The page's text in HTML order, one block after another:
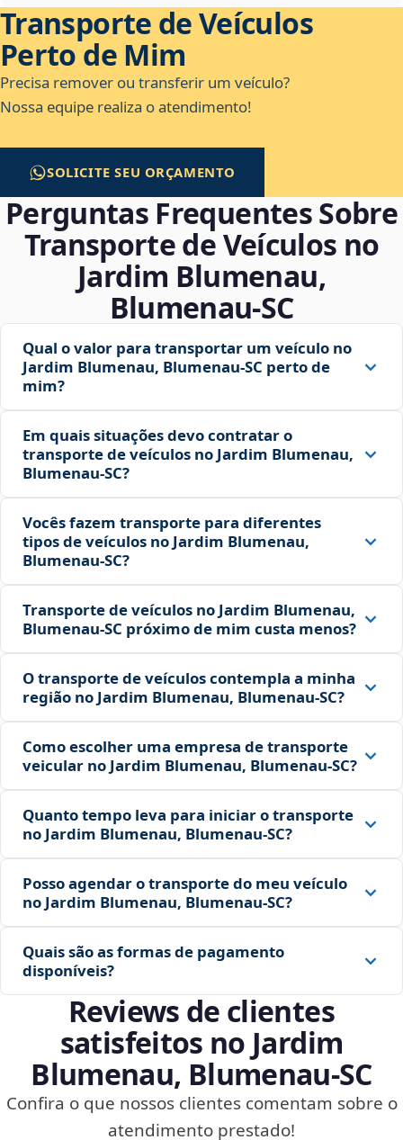
Transporte de Veículos
Perto de Mim
Precisa remover ou transferir um veículo?
Nossa equipe realiza o atendimento!
SOLICITE SEU ORÇAMENTO
Perguntas Frequentes Sobre
Transporte de Veículos no
Jardim Blumenau,
Blumenau‑SC
Qual o valor para transportar um veículo no
Jardim Blumenau, Blumenau‑SC perto de
mim?
Em quais situações devo contratar o
transporte de veículos no Jardim Blumenau,
Blumenau‑SC?
Vocês fazem transporte para diferentes
tipos de veículos no Jardim Blumenau,
Blumenau‑SC?
Transporte de veículos no Jardim Blumenau,
Blumenau‑SC próximo de mim custa menos?
O transporte de veículos contempla a minha
região no Jardim Blumenau, Blumenau‑SC?
Como escolher uma empresa de transporte
veicular no Jardim Blumenau, Blumenau‑SC?
Quanto tempo leva para iniciar o transporte
no Jardim Blumenau, Blumenau‑SC?
Posso agendar o transporte do meu veículo
no Jardim Blumenau, Blumenau‑SC?
Quais são as formas de pagamento
disponíveis?
Reviews de clientes
satisfeitos no Jardim
Blumenau, Blumenau‑SC
Confira o que nossos clientes comentam sobre o
atendimento prestado!